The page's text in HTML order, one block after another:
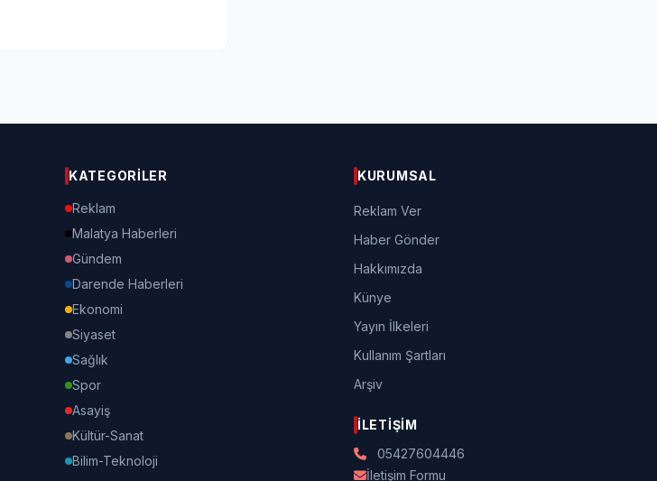
KATEGORILER
Reklam
Malatya Haberleri
Gündem
Darende Haberleri
Ekonomi
Siyaset
Sağlık
Spor
Asayiş
Kültür-Sanat
Bilim-Teknoloji
KURUMSAL
Reklam Ver
Haber Gönder
Hakkımızda
Künye
Yayın İlkeleri
Kullanım Şartları
Arşiv
İLETIŞIM
05427604446
İletişim Formu